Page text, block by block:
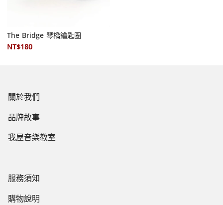
The Bridge 琴橋鑰匙圈
NT$180
關於我們
品牌故事
我屋音樂教室
服務須知
購物說明